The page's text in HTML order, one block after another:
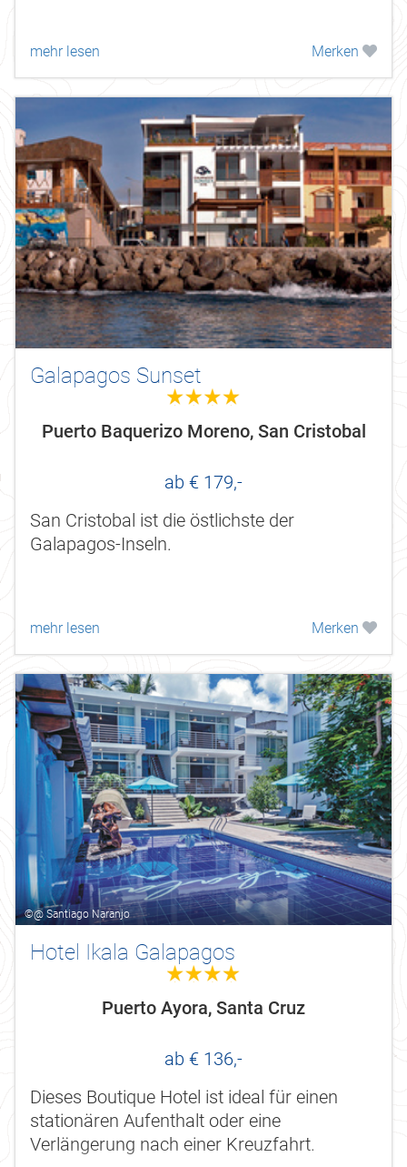
mehr lesen Merken
Galapagos Sunset
4.0
Puerto Baquerizo Moreno, San Cristobal
ab € 179,-
San Cristobal ist die östlichste der
Galapagos-Inseln.
mehr lesen Merken
©@ Santiago Naranjo
Hotel Ikala Galapagos
4.0
Puerto Ayora, Santa Cruz
ab € 136,-
Dieses Boutique Hotel ist ideal für einen
stationären Aufenthalt oder eine
Verlängerung nach einer Kreuzfahrt.